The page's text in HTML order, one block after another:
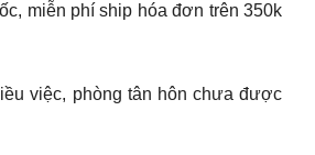
miễn phí ship hóa đơn trên 350k
việc, phòng tân hôn chưa được